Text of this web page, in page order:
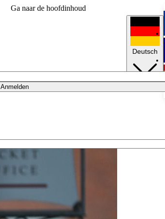
Ga naar de hoofdinhoud
Anmelden
Deutsch